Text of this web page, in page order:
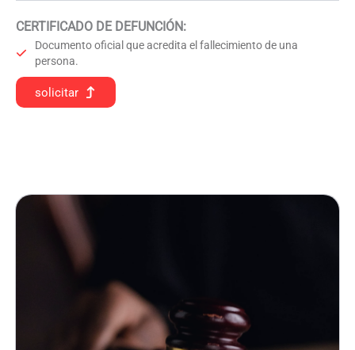
CERTIFICADO DE DEFUNCIÓN:
Documento oficial que acredita el fallecimiento de una
persona.
solicitar